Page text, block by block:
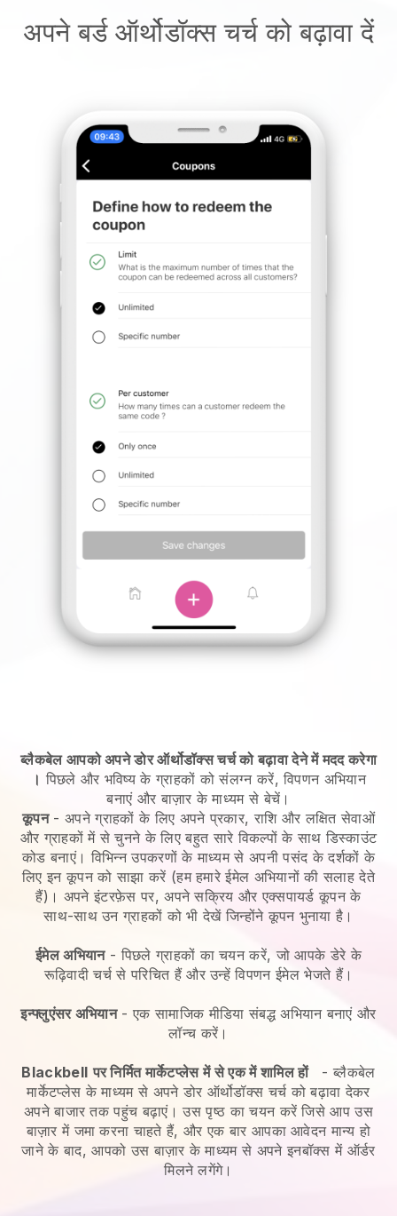
अपने बर्ड ऑर्थोडॉक्स चर्च को बढ़ावा दें
ब्लैकबेल आपको अपने डोर ऑर्थोडॉक्स चर्च को बढ़ावा देने में मदद करेगा
। पिछले और भविष्य के ग्राहकों को संलग्न करें, विपणन अभियान
बनाएं और बाज़ार के माध्यम से बेचें।
कूपन- अपने ग्राहकों के लिए अपने प्रकार, राशि और लक्षित सेवाओं
और ग्राहकों में से चुनने के लिए बहुत सारे विकल्पों के साथ डिस्काउंट
कोड बनाएं। विभिन्न उपकरणों के माध्यम से अपनी पसंद के दर्शकों के
लिए इन कूपन को साझा करें (हम हमारे ईमेल अभियानों की सलाह देते
हैं)। अपने इंटरफ़ेस पर, अपने सक्रिय और एक्सपायर्ड कूपन के
साथ-साथ उन ग्राहकों को भी देखें जिन्होंने कूपन भुनाया है।
ईमेल अभियान- पिछले ग्राहकों का चयन करें, जो आपके डेरे के
रूढ़िवादी चर्च से परिचित हैं और उन्हें विपणन ईमेल भेजते हैं।
इन्फ्लुएंसर अभियान- एक सामाजिक मीडिया संबद्ध अभियान बनाएं और
लॉन्च करें।
Blackbell पर निर्मित मार्केटप्लेस में से एक में शामिल हों -ब्लैकबेल
मार्केटप्लेस के माध्यम से अपने डोर ऑर्थोडॉक्स चर्च को बढ़ावा देकर
अपने बाजार तक पहुंच बढ़ाएं। उस पृष्ठ का चयन करें जिसे आप उस
बाज़ार में जमा करना चाहते हैं, और एक बार आपका आवेदन मान्य हो
जाने के बाद, आपको उस बाज़ार के माध्यम से अपने इनबॉक्स में ऑर्डर
मिलने लगेंगे।